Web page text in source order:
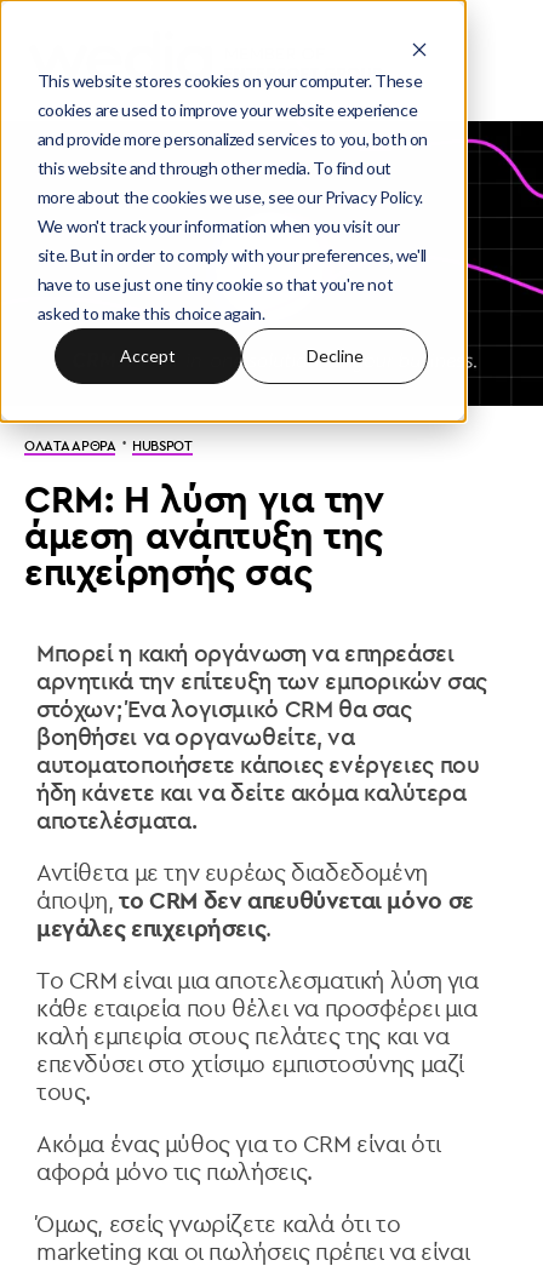
This website stores cookies on your computer. These
cookies are used to improve your website experience
and provide more personalized services to you, both on
this website and through other media. To find out
more about the cookies we use, see our Privacy Policy.
We won't track your information when you visit our
site. But in order to comply with your preferences, we'll
have to use just one tiny cookie so that you're not
asked to make this choice again.
Accept Decline
ΟΛΑ ΤΑ ΑΡΘΡΑ· HUBSPOT
CRM: Η λύση για την
άμεση ανάπτυξη της
επιχείρησής σας
Μπορεί η κακή οργάνωση να επηρεάσει
αρνητικά την επίτευξη των εμπορικών σας
στόχων; Ένα λογισμικό CRM θα σας
βοηθήσει να οργανωθείτε, να
αυτοματοποιήσετε κάποιες ενέργειες που
ήδη κάνετε και να δείτε ακόμα καλύτερα
αποτελέσματα.
Αντίθετα με την ευρέως διαδεδομένη
άποψη,το CRM δεν απευθύνεται μόνο σε
μεγάλες επιχειρήσεις.
Τo CRM είναι μια αποτελεσματική λύση για
κάθε εταιρεία που θέλει να προσφέρει μια
καλή εμπειρία στους πελάτες της και να
επενδύσει στο χτίσιμο εμπιστοσύνης μαζί
τους.
Ακόμα ένας μύθος για το CRM είναι ότι
αφορά μόνο τις πωλήσεις.
Όμως, εσείς γνωρίζετε καλά ότι το
marketing και οι πωλήσεις πρέπει να είναι